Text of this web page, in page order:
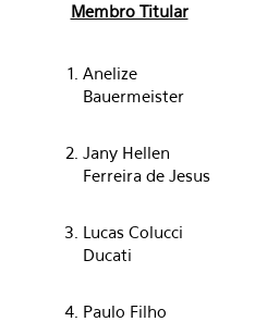
Membro Titular
Anelize
Bauermeister
Jany Hellen
Ferreira de Jesus
Lucas Colucci
Ducati
Paulo Filho